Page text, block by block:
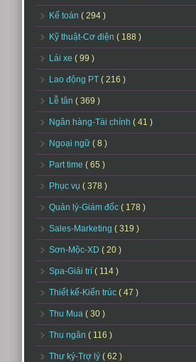
Kế toán ( 294 )
Kỹ thuật-Cơ điện ( 188 )
Lái xe ( 99 )
Lao động PT ( 216 )
Lễ tân ( 369 )
Ngân hàng-Tài chính ( 41 )
Ngoại ngữ ( 8 )
Part time ( 65 )
Phục vụ ( 378 )
Quản lý-Giám đốc ( 178 )
Sales-Marketing ( 319 )
Sơn-Mộc-XD ( 20 )
Spa-Giải trí ( 114 )
Thiết kế-Kiến trúc ( 47 )
Thu Mua ( 30 )
Thu ngân ( 116 )
Thư ký-Trợ lý ( 62 )